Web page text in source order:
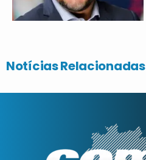
Notícias Relacionadas